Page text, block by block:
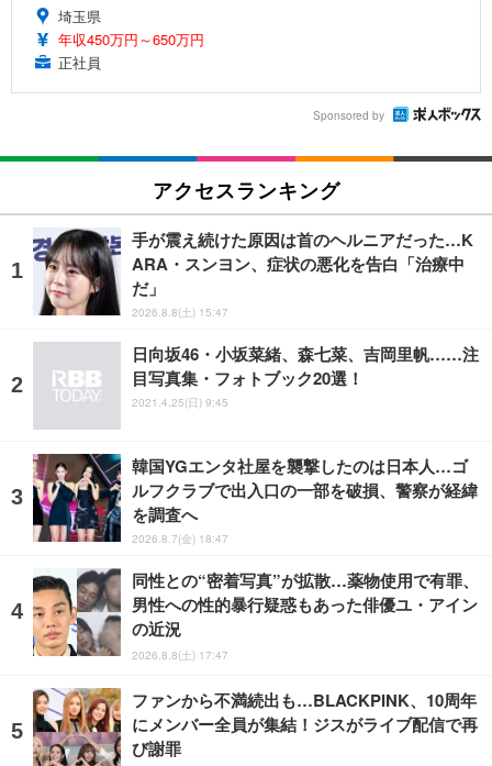
埼玉県
年収450万円～650万円
正社員
Sponsored by
アクセスランキング
手が震え続けた原因は首のヘルニアだった…K
ARA・スンヨン、症状の悪化を告白「治療中
だ」
2026.8.8(土) 15:47
日向坂46・小坂菜緒、森七菜、吉岡里帆……注
目写真集・フォトブック20選！
2021.4.25(日) 9:45
韓国YGエンタ社屋を襲撃したのは日本人…ゴ
ルフクラブで出入口の一部を破損、警察が経緯
を調査へ
2026.8.7(金) 18:47
同性との“密着写真”が拡散…薬物使用で有罪、
男性への性的暴行疑惑もあった俳優ユ・アイン
の近況
2026.8.8(土) 17:47
ファンから不満続出も…BLACKPINK、10周年
にメンバー全員が集結！ジスがライブ配信で再
び謝罪